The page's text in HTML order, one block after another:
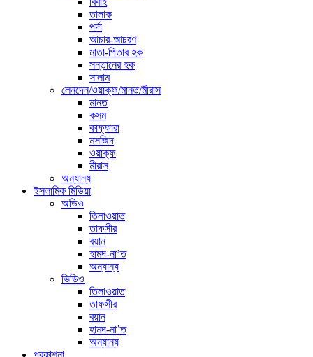
তালাক
পর্দা
আচার-আচরণ
মাতা-পিতার হক
সন্তানের হক
সালাম
লেনদেন/ওয়াক্ফ/মানত/মীরাস
মানত
কসম
কাফ্ফারা
মসজিদ
ওয়াক্ফ
মীরাস
অন্যান্য
ইসলামিক মিডিয়া
অডিও
তিলাওয়াত
তাফসীর
বয়ান
হামদ-না’ত
অন্যান্য
ভিডিও
তিলাওয়াত
তাফসীর
বয়ান
হামদ-না’ত
অন্যান্য
প্রকাশনা